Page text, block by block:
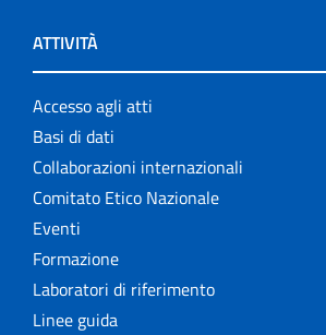
Rapporti ISS COVID-19
Rapporti ISS COVID-19 en Español
Rapporti ISS COVID-19 in English
Rapporti ISS Sorveglianza
Rapporti ISTISAN
Relazioni attività ISS
ATTIVITÀ
Accesso agli atti
Basi di dati
Collaborazioni internazionali
Comitato Etico Nazionale
Eventi
Formazione
Laboratori di riferimento
Linee guida